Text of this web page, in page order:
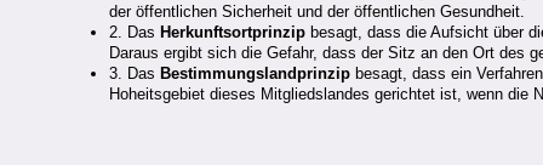
der öffentlichen Sicherheit und der öffentlichen Gesundheit.
2. Das Herkunftsortprinzip besagt, dass die Aufsicht über
Daraus ergibt sich die Gefahr, dass der Sitz an den Ort des
3. Das Bestimmungslandprinzip besagt, dass ein
Hoheitsgebiet dieses Mitgliedslandes gerichtet ist, wenn die